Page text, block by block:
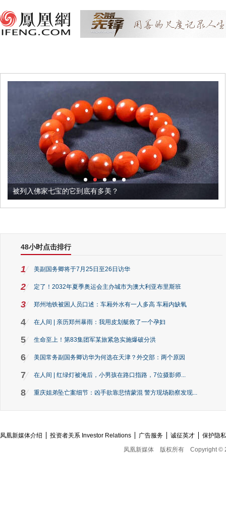
被列入佛家七宝的它到底有多美？
48小时点击排行
1 美副国务卿将于7月25日至26日访华
2 定了！2032年夏季奥运会主办城市为澳大利亚布里斯班
3 郑州地铁被困人员口述：车厢外水有一人多高 车厢内缺氧
4 在人间 | 亲历郑州暴雨：我用皮划艇救了一个孕妇
5 生命至上！第83集团军某旅紧急实施爆破分洪
6 美国常务副国务卿访华为何选在天津？外交部：两个原因
7 在人间 | 红绿灯被淹后，小男孩在路口指路，7位摄影师...
8 重庆姐弟坠亡案细节：凶手欲靠悲情蒙混 警方现场勘察发现...
凤凰新媒体介绍 投资者关系 Investor Relations 广告服务 诚征英才
保护隐
凤凰新媒体
版权所有 Copyright ©